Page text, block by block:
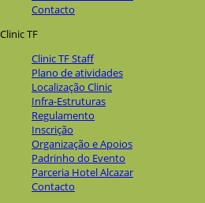
Contacto
Clinic TF
Clinic TF Staff
Plano de atividades
Localização Clinic
Infra-Estruturas
Regulamento
Inscrição
Organização e Apoios
Padrinho do Evento
Parceria Hotel Alcazar
Contacto